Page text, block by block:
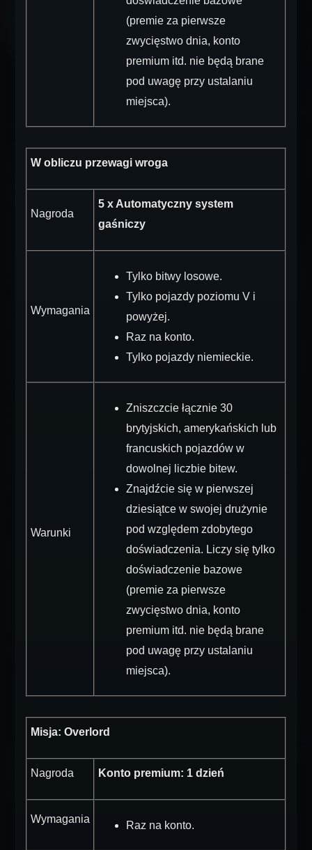
(premie za pierwsze
zwycięstwo dnia, konto
premium itd. nie będą brane
pod uwagę przy ustalaniu
miejsca).
W obliczu przewagi wroga
Nagroda
5 x Automatyczny system
gaśniczy
Wymagania
Tylko bitwy losowe.
Tylko pojazdy poziomu V i
powyżej.
Raz na konto.
Tylko pojazdy niemieckie.
Warunki
Zniszczcie łącznie 30
brytyjskich, amerykańskich lub
francuskich pojazdów w
dowolnej liczbie bitew.
Znajdźcie się w pierwszej
dziesiątce w swojej drużynie
pod względem zdobytego
doświadczenia. Liczy się tylko
doświadczenie bazowe
(premie za pierwsze
zwycięstwo dnia, konto
premium itd. nie będą brane
pod uwagę przy ustalaniu
miejsca).
Misja: Overlord
Nagroda Konto premium: 1 dzień
Wymagania
Raz na konto.